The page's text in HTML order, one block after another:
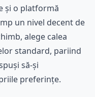
și o platformă
un nivel decent de
alege calea
standard, pariind
să-și
preferințe.